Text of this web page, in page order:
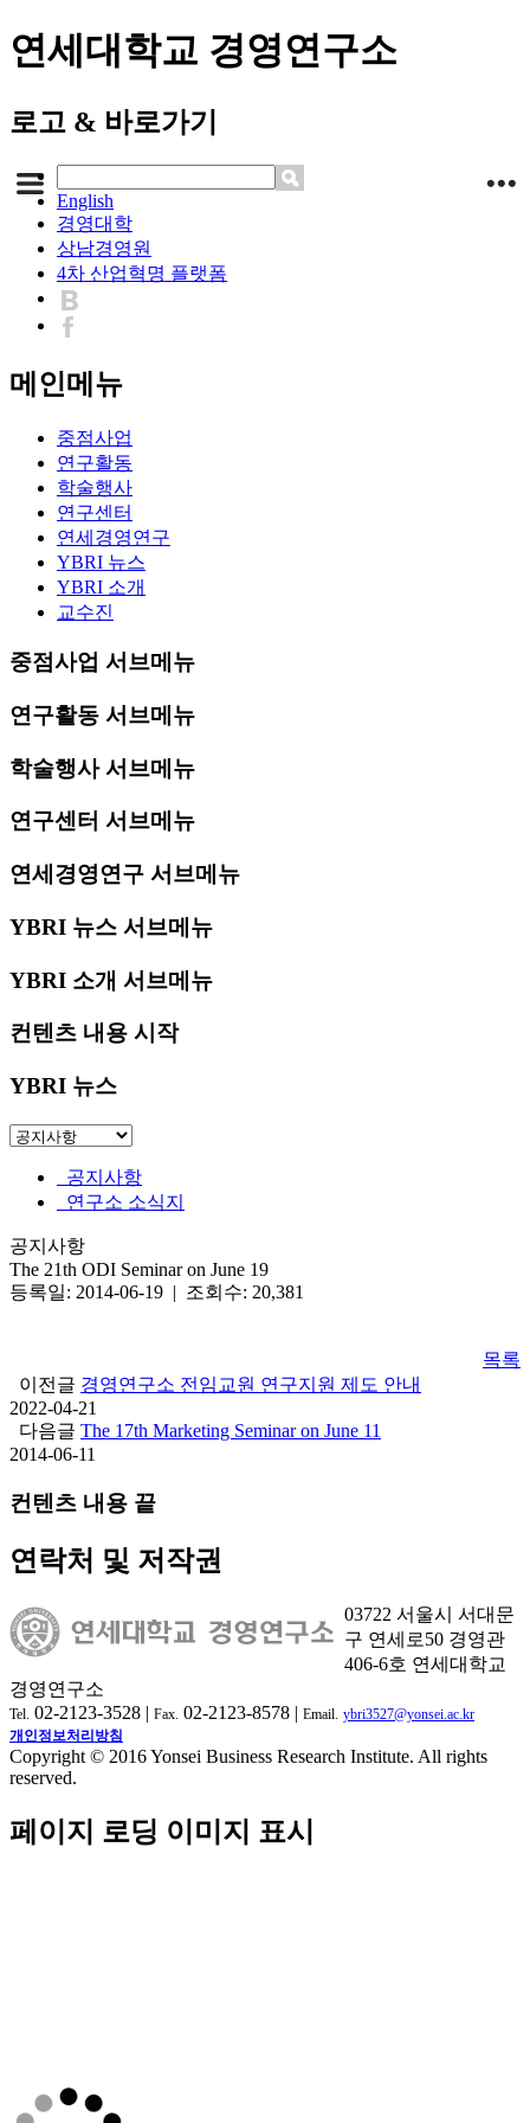
연세대학교 경영연구소
로고 & 바로가기
English
경영대학
상남경영원
4차 산업혁명 플랫폼
메인메뉴
중점사업
연구활동
학술행사
연구센터
연세경영연구
YBRI 뉴스
YBRI 소개
교수진
중점사업 서브메뉴
연구활동 서브메뉴
학술행사 서브메뉴
연구센터 서브메뉴
연세경영연구 서브메뉴
YBRI 뉴스 서브메뉴
YBRI 소개 서브메뉴
컨텐츠 내용 시작
YBRI 뉴스
공지사항
연구소 소식지
공지사항
The 21th ODI Seminar on June 19
등록일: 2014-06-19 | 조회수: 20,381
목록
이전글 경영연구소 전임교원 연구지원 제도 안내
2022-04-21
다음글 The 17th Marketing Seminar on June 11
2014-06-11
컨텐츠 내용 끝
연락처 및 저작권
03722 서울시 서대문
구 연세로50 경영관
406-6호 연세대학교
경영연구소
Tel. 02-2123-3528 | Fax. 02-2123-8578 | Email. ybri3527@yonsei.ac.kr
개인정보처리방침
Copyright © 2016 Yonsei Business Research Institute. All rights
reserved.
페이지 로딩 이미지 표시